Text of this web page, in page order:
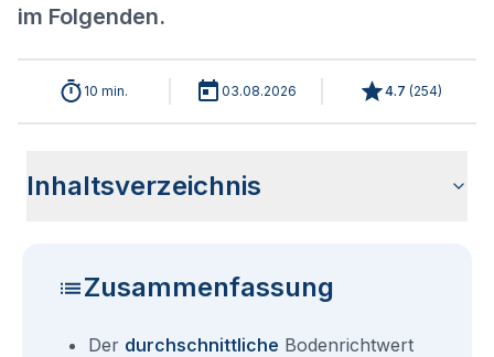
im Folgenden.
10 min. 03.08.2026 4.7 (254)
Inhaltsverzeichnis
Zusammenfassung
Der durchschnittliche Bodenrichtwert